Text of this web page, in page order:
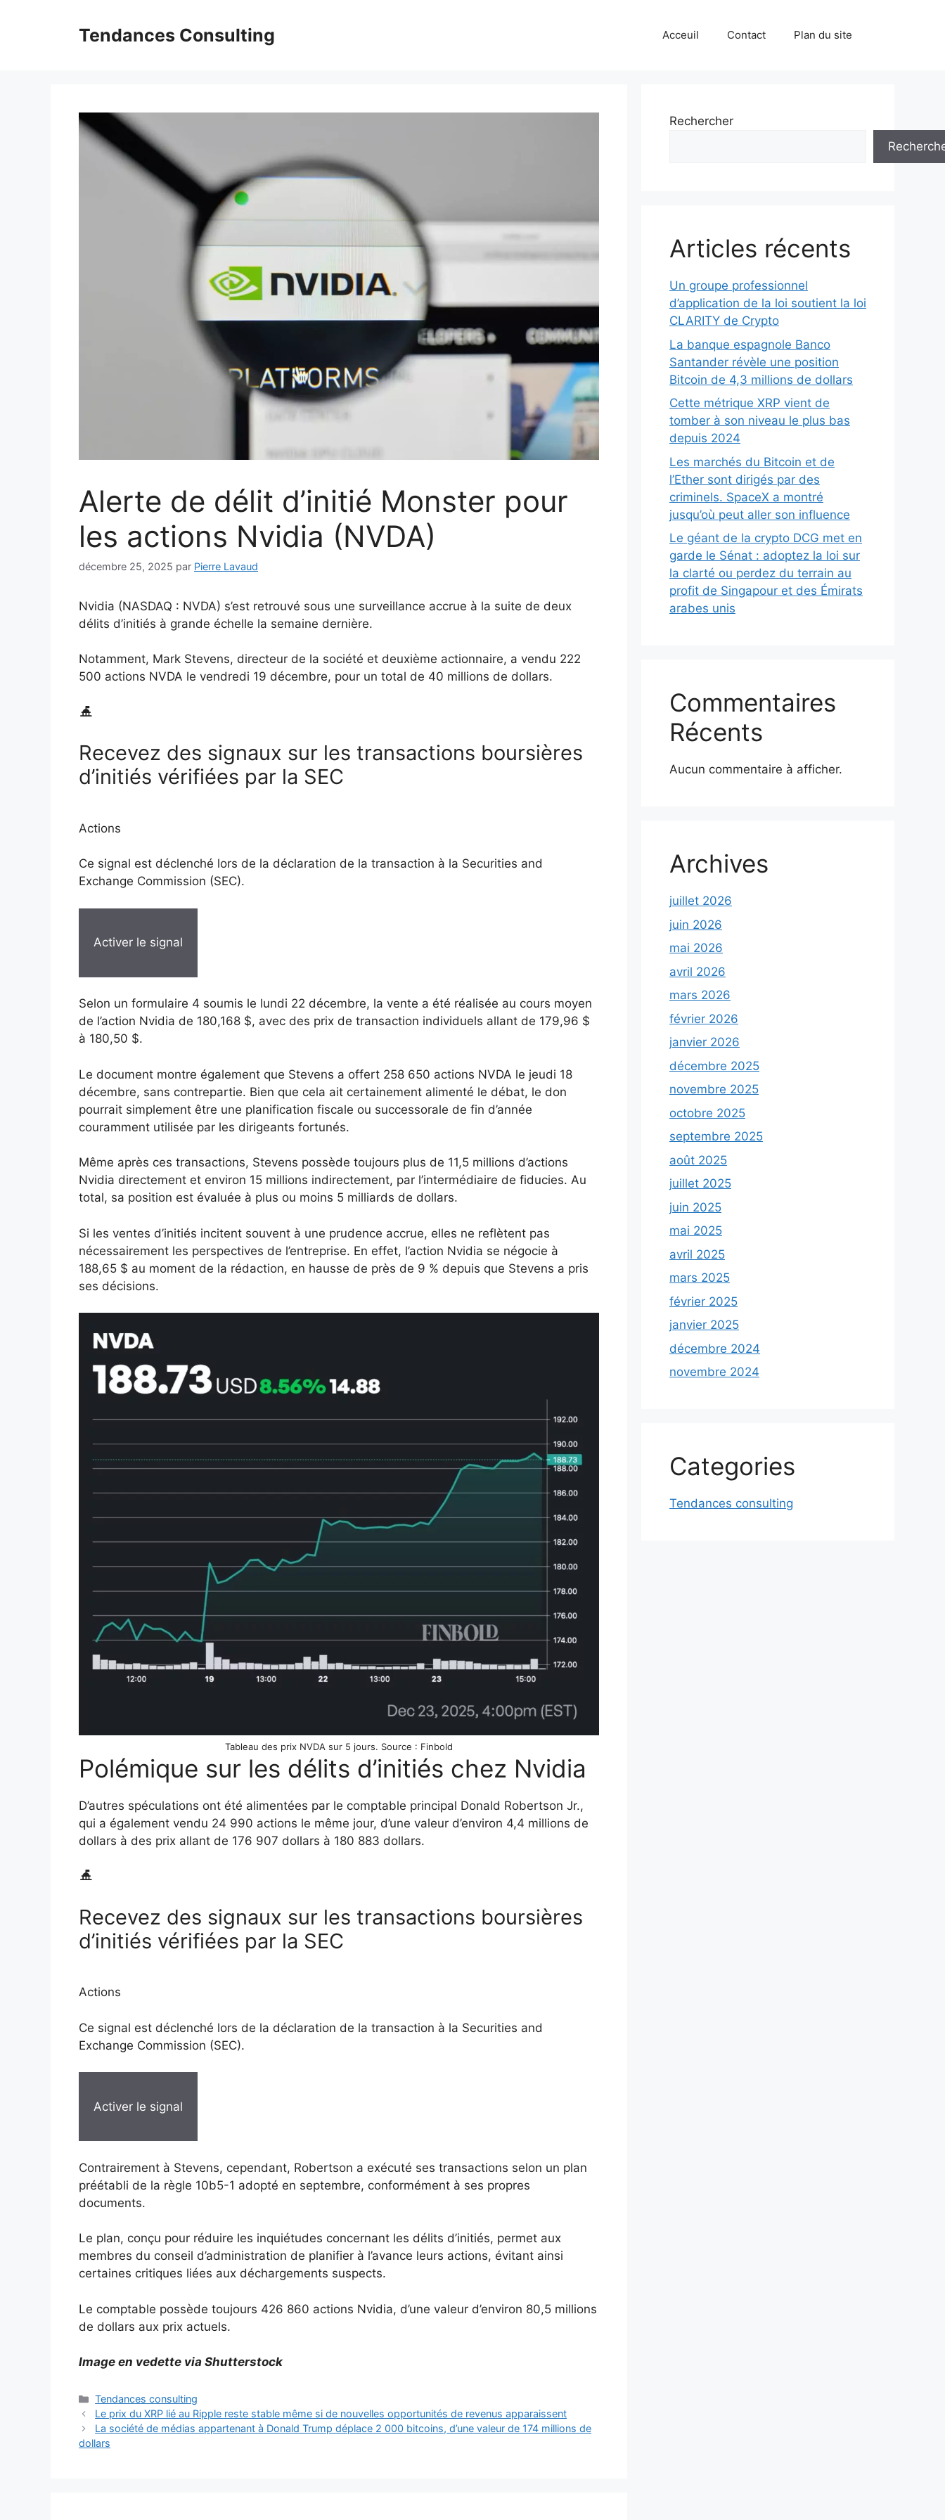
Tendances Consulting Acceuil Contact Plan du site
Alerte de délit d’initié Monster pour
les actions Nvidia (NVDA)
décembre 25, 2025 par Pierre Lavaud
Nvidia (NASDAQ : NVDA) s’est retrouvé sous une surveillance accrue à la suite de deux
délits d’initiés à grande échelle la semaine dernière.
Notamment, Mark Stevens, directeur de la société et deuxième actionnaire, a vendu 222
500 actions NVDA le vendredi 19 décembre, pour un total de 40 millions de dollars.
Recevez des signaux sur les transactions boursières
d’initiés vérifiées par la SEC
Actions
Ce signal est déclenché lors de la déclaration de la transaction à la Securities and
Exchange Commission (SEC).
Activer le signal
Selon un formulaire 4 soumis le lundi 22 décembre, la vente a été réalisée au cours moyen
de l’action Nvidia de 180,168 $, avec des prix de transaction individuels allant de 179,96 $
à 180,50 $.
Le document montre également que Stevens a offert 258 650 actions NVDA le jeudi 18
décembre, sans contrepartie. Bien que cela ait certainement alimenté le débat, le don
pourrait simplement être une planification fiscale ou successorale de fin d’année
couramment utilisée par les dirigeants fortunés.
Même après ces transactions, Stevens possède toujours plus de 11,5 millions d’actions
Nvidia directement et environ 15 millions indirectement, par l’intermédiaire de fiducies. Au
total, sa position est évaluée à plus ou moins 5 milliards de dollars.
Si les ventes d’initiés incitent souvent à une prudence accrue, elles ne reflètent pas
nécessairement les perspectives de l’entreprise. En effet, l’action Nvidia se négocie à
188,65 $ au moment de la rédaction, en hausse de près de 9 % depuis que Stevens a pris
ses décisions.
Tableau des prix NVDA sur 5 jours. Source : Finbold
Polémique sur les délits d’initiés chez Nvidia
D’autres spéculations ont été alimentées par le comptable principal Donald Robertson Jr.,
qui a également vendu 24 990 actions le même jour, d’une valeur d’environ 4,4 millions de
dollars à des prix allant de 176 907 dollars à 180 883 dollars.
Recevez des signaux sur les transactions boursières
d’initiés vérifiées par la SEC
Actions
Ce signal est déclenché lors de la déclaration de la transaction à la Securities and
Exchange Commission (SEC).
Activer le signal
Contrairement à Stevens, cependant, Robertson a exécuté ses transactions selon un plan
préétabli de la règle 10b5-1 adopté en septembre, conformément à ses propres
documents.
Le plan, conçu pour réduire les inquiétudes concernant les délits d’initiés, permet aux
membres du conseil d’administration de planifier à l’avance leurs actions, évitant ainsi
certaines critiques liées aux déchargements suspects.
Le comptable possède toujours 426 860 actions Nvidia, d’une valeur d’environ 80,5 millions
de dollars aux prix actuels.
Image en vedette via Shutterstock
Catégories
Tendances consulting
Le prix du XRP lié au Ripple reste stable même si de nouvelles opportunités de revenus apparaissent
La société de médias appartenant à Donald Trump déplace 2 000 bitcoins, d’une valeur de 174 millions de
dollars
Rechercher
Articles récents
Un groupe professionnel
d’application de la loi soutient la loi
CLARITY de Crypto
La banque espagnole Banco
Santander révèle une position
Bitcoin de 4,3 millions de dollars
Cette métrique XRP vient de
tomber à son niveau le plus bas
depuis 2024
Les marchés du Bitcoin et de
l’Ether sont dirigés par des
criminels. SpaceX a montré
jusqu’où peut aller son influence
Le géant de la crypto DCG met en
garde le Sénat : adoptez la loi sur
la clarté ou perdez du terrain au
profit de Singapour et des Émirats
arabes unis
Commentaires
Récents
Aucun commentaire à afficher.
Archives
juillet 2026
juin 2026
mai 2026
avril 2026
mars 2026
février 2026
janvier 2026
décembre 2025
novembre 2025
octobre 2025
septembre 2025
août 2025
juillet 2025
juin 2025
mai 2025
avril 2025
mars 2025
février 2025
janvier 2025
décembre 2024
novembre 2024
Categories
Tendances consulting